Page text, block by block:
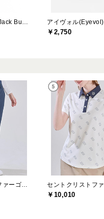
アイヴォル(Eyevol)
￥2,750
￥10,010